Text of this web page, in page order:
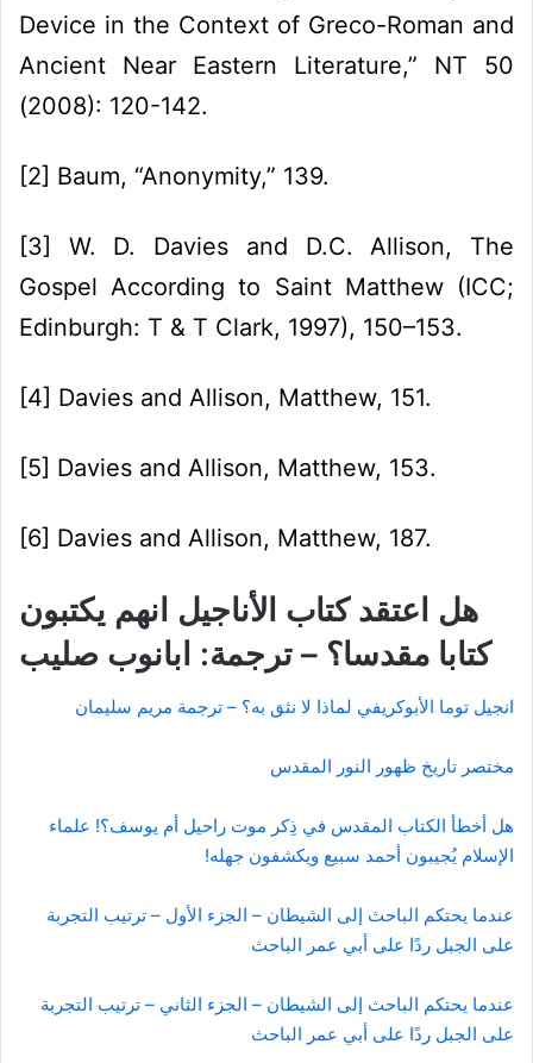
Device in the Context of Greco-Roman and
Ancient Near Eastern Literature,” NT 50
(2008): 120-142.
[2] Baum, “Anonymity,” 139.
[3]
W. D. Davies and D.C. Allison, The
Gospel According to Saint Matthew (ICC;
Edinburgh: T & T Clark, 1997), 150–153.
[4] Davies and Allison, Matthew, 151.
[5] Davies and Allison, Matthew, 153.
[6] Davies and Allison, Matthew, 187.
هل اعتقد كتاب الأناجيل انهم يكتبون
كتابا مقدسا؟ – ترجمة: ابانوب صليب
انجيل توما الأبوكريفي لماذا لا نثق به؟ – ترجمة مريم سليمان
مختصر تاريخ ظهور النور المقدس
هل أخطأ الكتاب المقدس في ذِكر موت راحيل أم يوسف؟! علماء
الإسلام يُجيبون أحمد سبيع ويكشفون جهله!
عندما يحتكم الباحث إلى الشيطان – الجزء الأول – ترتيب التجربة
على الجبل ردًا على أبي عمر الباحث
عندما يحتكم الباحث إلى الشيطان – الجزء الثاني – ترتيب التجربة
على الجبل ردًا على أبي عمر الباحث